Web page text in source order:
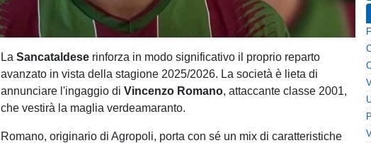
LaSancataldese rinforza in modo significativo il proprio reparto
avanzato in vista della stagione 2025/2026. La società è lieta di
annunciare l'ingaggio diVincenzo Romano, attaccante classe 2001,
che vestirà la maglia verdeamaranto.
Romano, originario di Agropoli, porta con sé un mix di caratteristiche